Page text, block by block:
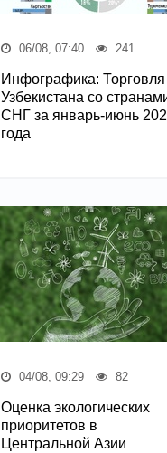
06/08, 07:40 241
Инфографика: Торговля
Узбекистана со
СНГ за январь-июнь
года
04/08, 09:29 82
Оценка экологических
приоритетов в
Центральной Азии